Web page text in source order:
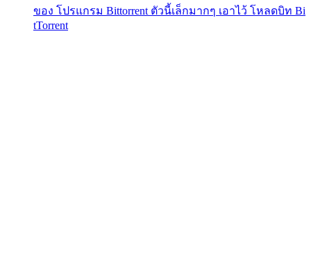
ของ โปรแกรม Bittorrent ตัวนี้เล็กมากๆ เอาไว้ โหลดบิท Bi
tTorrent